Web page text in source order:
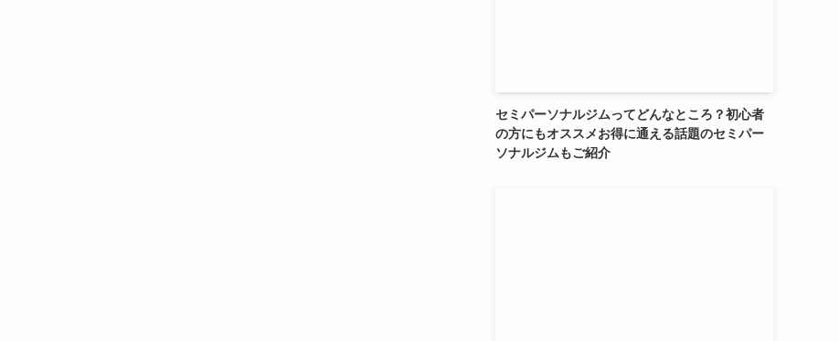
セミパーソナルジムってどんなところ？初心者
の方にもオススメお得に通える話題のセミパー
ソナルジムもご紹介